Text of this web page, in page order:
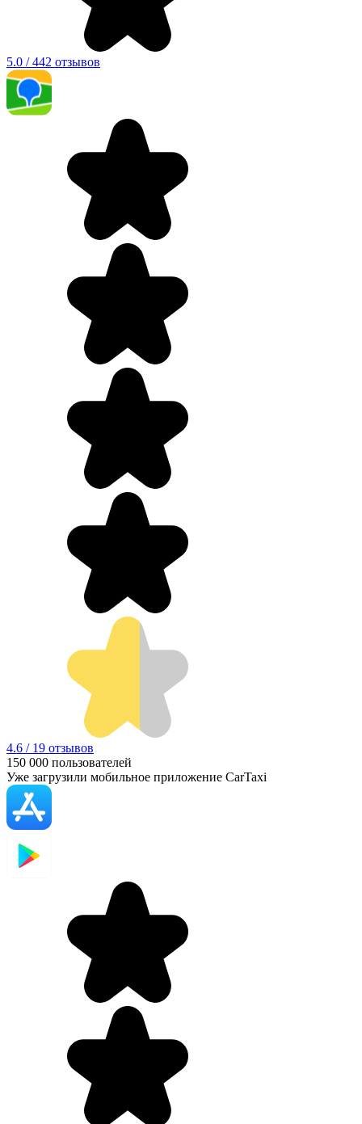
5.0 / 442 отзывов
4.6 / 19 отзывов
150 000 пользователей
Уже загрузили мобильное приложение CarTaxi